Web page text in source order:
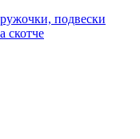
подвески
скотче